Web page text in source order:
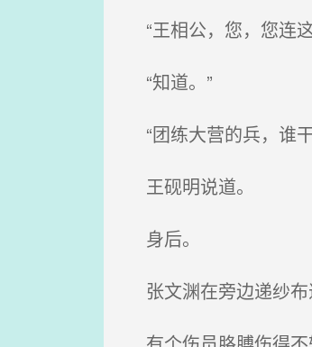
“王相公，您，您连
“知道。”
“团练大营的兵，谁
王砚明说道。
身后。
张文渊在旁边递纱布